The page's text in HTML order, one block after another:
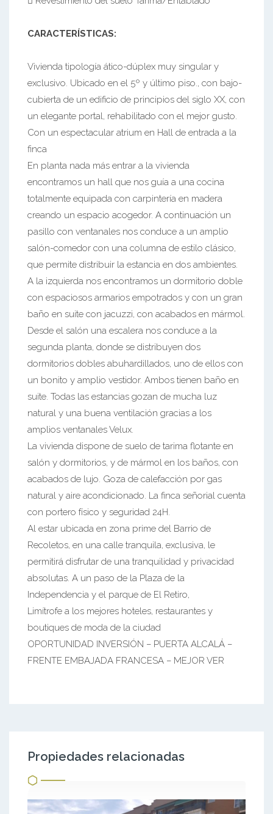
CARACTERÍSTICAS:
Vivienda tipología ático-dúplex muy singular y
exclusivo. Ubicado en el 5º y último piso., con bajo-
cubierta de un edificio de principios del siglo XX, con
un elegante portal, rehabilitado con el mejor gusto.
Con un espectacular atrium en Hall de entrada a la
finca
En planta nada más entrar a la vivienda
encontramos un hall que nos guía a una cocina
totalmente equipada con carpintería en madera
creando un espacio acogedor. A continuación un
pasillo con ventanales nos conduce a un amplio
salón-comedor con una columna de estilo clásico,
que permite distribuir la estancia en dos ambientes.
A la izquierda nos encontramos un dormitorio doble
con espaciosos armarios empotrados y con un gran
baño en suite con jacuzzi, con acabados en mármol.
Desde el salón una escalera nos conduce a la
segunda planta, donde se distribuyen dos
dormitorios dobles abuhardillados, uno de ellos con
un bonito y amplio vestidor. Ambos tienen baño en
suite. Todas las estancias gozan de mucha luz
natural y una buena ventilación gracias a los
amplios ventanales Velux.
La vivienda dispone de suelo de tarima flotante en
salón y dormitorios, y de mármol en los baños, con
acabados de lujo. Goza de calefacción por gas
natural y aire acondicionado. La finca señorial cuenta
con portero físico y seguridad 24H.
Al estar ubicada en zona prime del Barrio de
Recoletos, en una calle tranquila, exclusiva, le
permitirá disfrutar de una tranquilidad y privacidad
absolutas. A un paso de la Plaza de la
Independencia y el parque de El Retiro,
Limítrofe a los mejores hoteles, restaurantes y
boutiques de moda de la ciudad
OPORTUNIDAD INVERSIÓN – PUERTA ALCALÁ –
FRENTE EMBAJADA FRANCESA – MEJOR VER
Propiedades relacionadas